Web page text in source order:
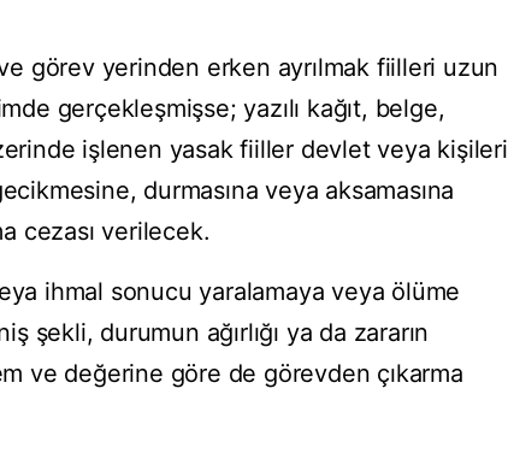
görev yerinden erken ayrılmak fiilleri uzun
gerçekleşmişse; yazılı kağıt, belge,
işlenen yasak fiiller devlet veya kişileri
durmasına veya aksamasına
cezası verilecek.
ihmal sonucu yaralamaya veya ölüme
şekli, durumun ağırlığı ya da zararın
ve değerine göre de görevden çıkarma